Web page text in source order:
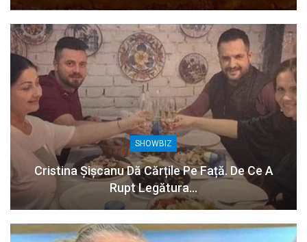
SHOWBIZ
Cristina Șișcanu Dă Cărțile Pe Față. De Ce A
Rupt Legătura…